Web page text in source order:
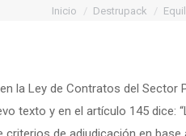
Estás aquí:
Inicio Destrupack
la Ley de Contratos del Sector
texto y en el artículo 145 dice: